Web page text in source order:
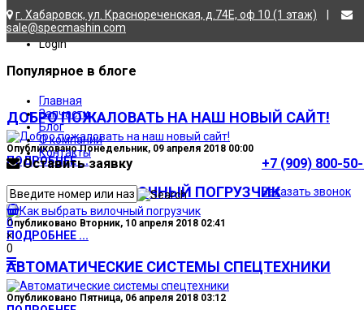
г. Хабаровск, ул. Краснореченская, д.74Е, оф 10 (1 этаж)
sale@specmashin.com
Главная
Запчасти
Блог
О компании
Контакты
+7 (909) 800-
Заказать звонок
Оставить заявку
0
×
0
Главная/
Login
Популярное в блоге
ДОБРО ПОЖАЛОВАТЬ НА НАШ НОВЫЙ САЙТ!
Опубликовано Понедельник, 09 апреля 2018 00:00
ПОДРОБНЕЕ ...
КАК ВЫБРАТЬ ВИЛОЧНЫЙ ПОГРУЗЧИК
Опубликовано Вторник, 10 апреля 2018 02:41
ПОДРОБНЕЕ ...
АВТОМАТИЧЕСКИЕ СИСТЕМЫ СПЕЦТЕХНИКИ
Опубликовано Пятница, 06 апреля 2018 03:12